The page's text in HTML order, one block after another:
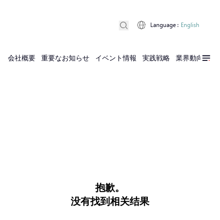
会社概要 重要なお知らせ イベント情報 実践戦略 業界動向 実
Language : English
抱歉。
没有找到相关结果